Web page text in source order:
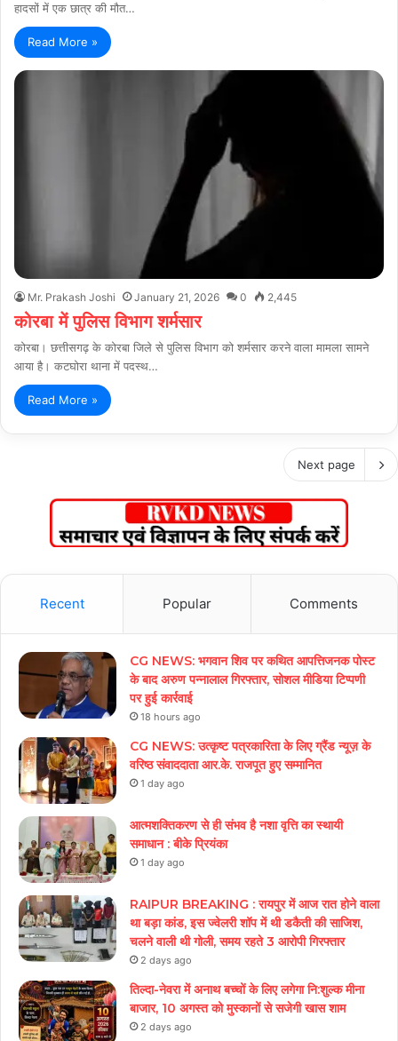
हादसों में एक छात्र की मौत…
Read More »
Mr. Prakash Joshi January 21, 2026 0 2,445
कोरबा में पुलिस विभाग शर्मसार
कोरबा। छत्तीसगढ़ के कोरबा जिले से पुलिस विभाग को शर्मसार करने वाला मामला सामने
आया है। कटघोरा थाना में पदस्थ…
Read More »
Next page
Recent Popular Comments
CG NEWS: भगवान शिव पर कथित आपत्तिजनक पोस्ट
के बाद अरुण पन्नालाल गिरफ्तार, सोशल मीडिया टिप्पणी
पर हुई कार्रवाई
18 hours ago
CG NEWS: उत्कृष्ट पत्रकारिता के लिए ग्रैंड न्यूज़ के
वरिष्ठ संवाददाता आर.के. राजपूत हुए सम्मानित
1 day ago
आत्मशक्तिकरण से ही संभव है नशा वृत्ति का स्थायी
समाधान : बीके प्रियंका
1 day ago
RAIPUR BREAKING : रायपुर में आज रात होने वाला
था बड़ा कांड, इस ज्वेलरी शॉप में थी डकैती की साजिश,
चलने वाली थी गोली, समय रहते 3 आरोपी गिरफ्तार
2 days ago
तिल्दा-नेवरा में अनाथ बच्चों के लिए लगेगा नि:शुल्क मीना
बाजार, 10 अगस्त को मुस्कानों से सजेगी खास शाम
2 days ago